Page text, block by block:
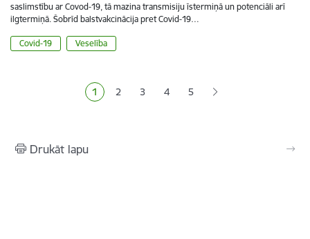
saslimstību ar Covod-19, tā mazina transmisiju īstermiņā un potenciāli arī
ilgtermiņā. Šobrīd balstvakcinācija pret Covid-19…
Covid-19 Veselība
Pašreizējā lapa
1 Lapa
2 Lapa
3 Lapa
4 Lapa
5
Drukāt lapu